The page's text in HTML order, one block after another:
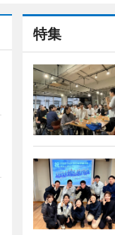
特集